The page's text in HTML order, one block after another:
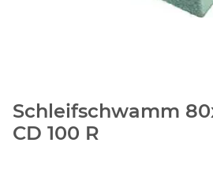
Schleifschwamm
CD 100 R